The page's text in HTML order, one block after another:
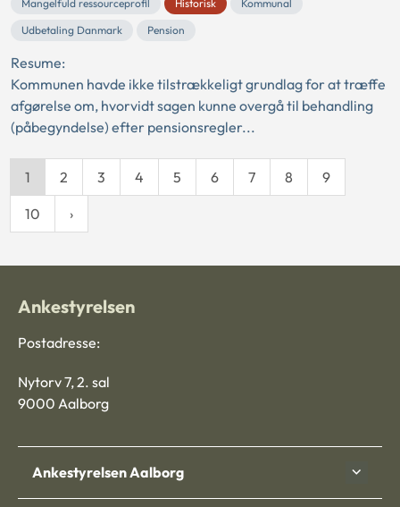
Mangelfuld ressourceprofil
Historisk
Kommunal
Udbetaling Danmark
Pension
Resume:
Kommunen havde ikke tilstrækkeligt grundlag for at træffe
afgørelse om, hvorvidt sagen kunne overgå til behandling
(påbegyndelse) efter pensionsregler...
1 2 3 4 5 6 7 8 9
10
Ankestyrelsen
Postadresse:
Nytorv 7, 2. sal
9000 Aalborg
Ankestyrelsen Aalborg